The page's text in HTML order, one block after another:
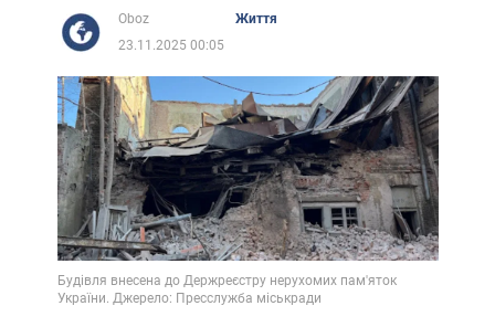
Oboz
Життя
23.11.2025 00:05
Будівля внесена до Держреєстру нерухомих пам'яток
України. Джерело: Пресслужба міськради